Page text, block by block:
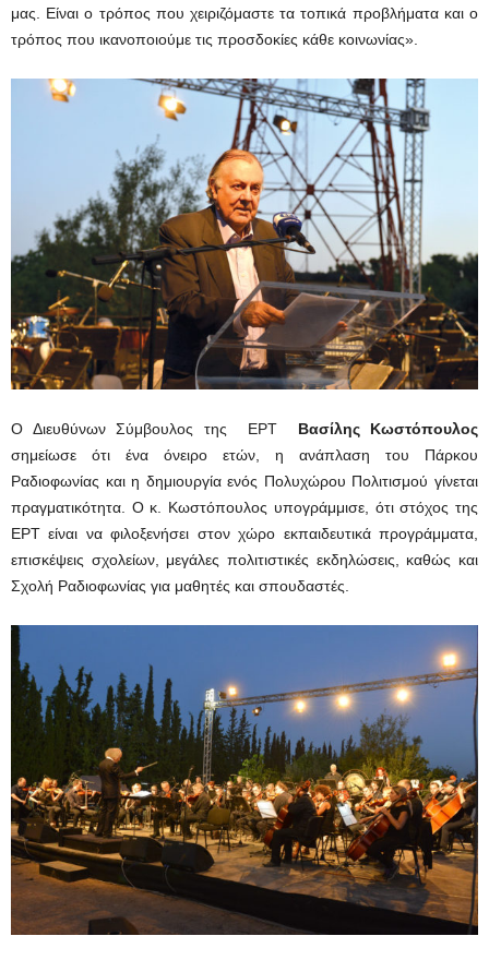
μας. Είναι ο τρόπος που χειριζόμαστε τα τοπικά προβλήματα και ο
τρόπος που ικανοποιούμε τις προσδοκίες κάθε κοινωνίας».
Ο Διευθύνων Σύμβουλος της ΕΡΤ Βασίλης Κωστόπουλος
σημείωσε ότι ένα όνειρο ετών, η ανάπλαση του Πάρκου
Ραδιοφωνίας και η δημιουργία ενός Πολυχώρου Πολιτισμού γίνεται
πραγματικότητα. Ο κ. Κωστόπουλος υπογράμμισε, ότι στόχος της
ΕΡΤ είναι να φιλοξενήσει στον χώρο εκπαιδευτικά προγράμματα,
επισκέψεις σχολείων, μεγάλες πολιτιστικές εκδηλώσεις, καθώς και
Σχολή Ραδιοφωνίας για μαθητές και σπουδαστές.